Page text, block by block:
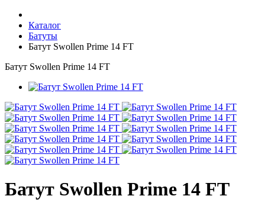
Каталог
Батуты
Батут Swollen Prime 14 FT
Батут Swollen Prime 14 FT
Батут Swollen Prime 14 FT